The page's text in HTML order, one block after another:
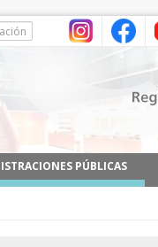
PÚBLICAS